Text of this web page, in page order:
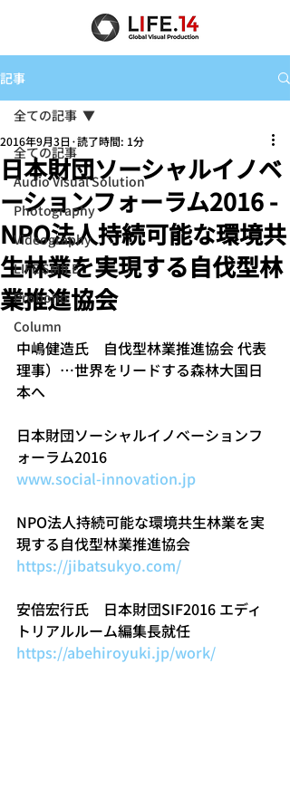
記事
全ての記事
Audio Visual Solution
Photography
Videography
LIFE SMILE
Probono
Column
全ての記事
日本財団ソーシャルイノベ
ーションフォーラム2016 -
NPO法人持続可能な環境共
生林業を実現する自伐型林
業推進協会
2016年9月3日 読了時間: 1分
中嶋健造氏　自伐型林業推進協会 代表
理事）…世界をリードする森林大国日
本へ
日本財団ソーシャルイノベーションフ
ォーラム2016
www.social-innovation.jp
NPO法人持続可能な環境共生林業を実
現する自伐型林業推進協会
https://jibatsukyo.com/
安倍宏行氏　日本財団SIF2016 エディ
トリアルルーム編集長就任
https://abehiroyuki.jp/work/